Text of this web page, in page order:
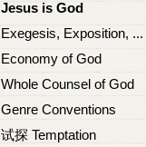
Jesus is God
Exegesis, Exposition, ...
Economy of God
Whole Counsel of God
Genre Conventions
试探 Temptation